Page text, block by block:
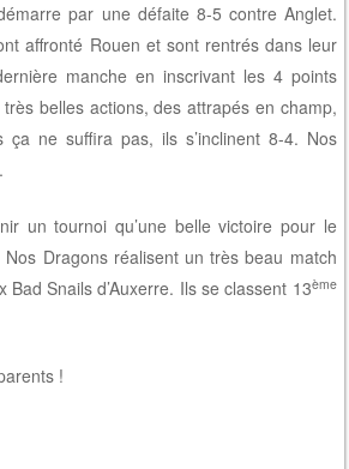
par une défaite 8-5 contre Anglet.
affronté Rouen et sont rentrés dans leur
manche en inscrivant les 4 points
belles actions, des attrapés en champ,
ça ne suffira pas, ils s’inclinent 8-4. Nos
un tournoi qu’une belle victoire pour le
Dragons réalisent un très beau match
Snails d’Auxerre. Ils se classent 13ème
!